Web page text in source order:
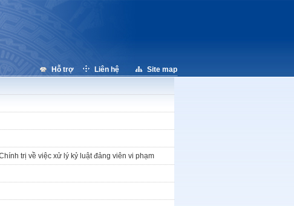
Hỗ trợ Liên hệ Site map
trị về việc xử lý kỷ luật đảng viên vi phạm